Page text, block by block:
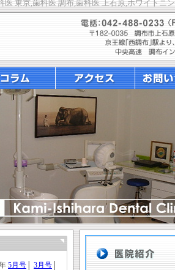
東京,歯科医 調布,歯科医 上石原,ホワイトニ
5月号 3月号